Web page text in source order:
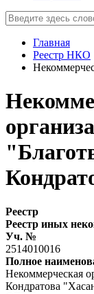
Главная
Реестр НКО
Реестр
Реестр иных
Уч. №
2514010016
Полное
Некоммерческая
Кондратова